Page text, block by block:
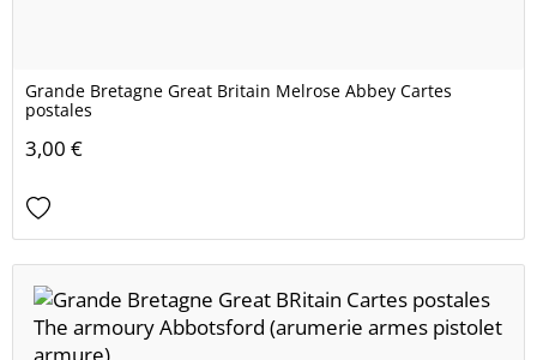
Grande Bretagne Great Britain Melrose Abbey Cartes
postales
3,00 €